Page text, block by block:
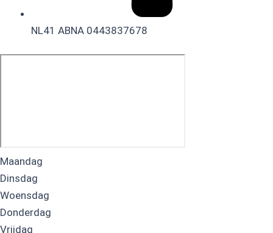
NL41 ABNA 0443837678
Maandag
Dinsdag
Woensdag
Donderdag
Vrijdag